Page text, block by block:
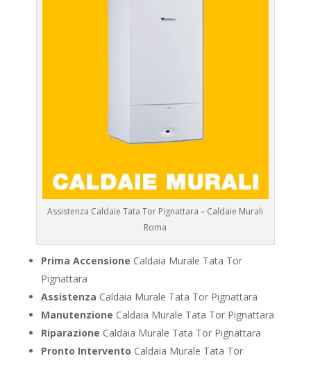
Assistenza Caldaie Tata Tor Pignattara – Caldaie Murali
Roma
Prima Accensione Caldaia Murale Tata Tor
Pignattara
Assistenza Caldaia Murale Tata Tor Pignattara
Manutenzione Caldaia Murale Tata Tor Pignattara
Riparazione Caldaia Murale Tata Tor Pignattara
Pronto Intervento Caldaia Murale Tata Tor